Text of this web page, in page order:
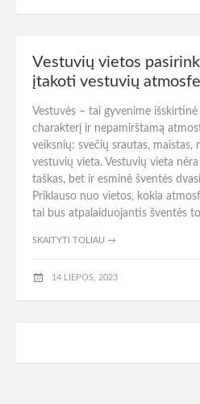
Vestuvių vietos
įtakoti vestuvių
Vestuvės – tai gyvenime
charakterį ir nepamirštamą
veiksnių: svečių srautas, maistas,
vestuvių vieta. Vestuvių vieta
taškas, bet ir esminė šventės
Priklauso nuo vietos, kokia
tai bus atpalaiduojantis šventės
SKAITYTI TOLIAU →
14 LIEPOS, 2023